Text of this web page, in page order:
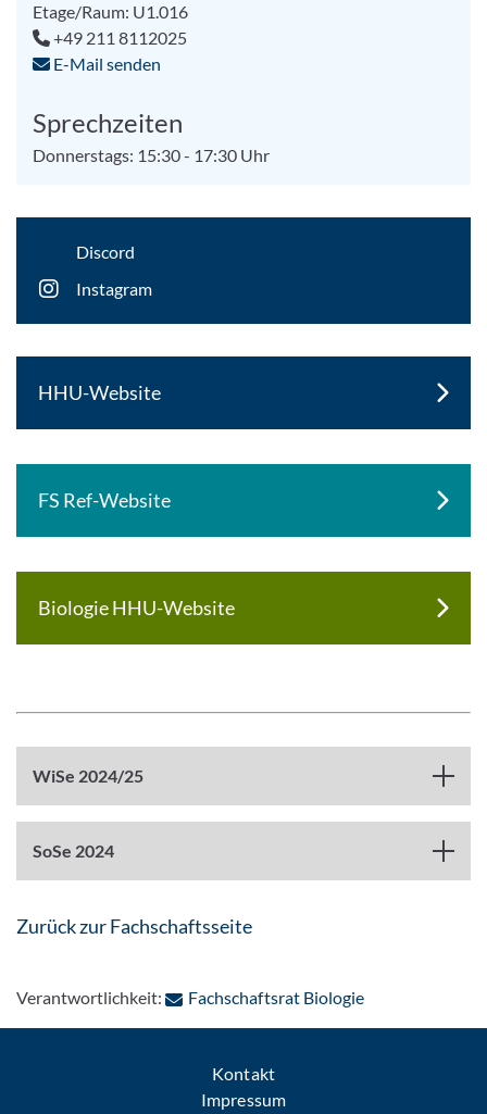
Etage/Raum: U1.016
+49 211 8112025
E-Mail senden
Sprechzeiten
Donnerstags: 15:30 - 17:30 Uhr
Discord
Instagram
HHU-Website
FS Ref-Website
Biologie HHU-Website
WiSe 2024/25
SoSe 2024
Zurück zur Fachschaftsseite
Verantwortlichkeit: Fachschaftsrat Biologie: Per E-Mail
Kontakt
Impressum